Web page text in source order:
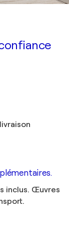
inclus. Œuvres